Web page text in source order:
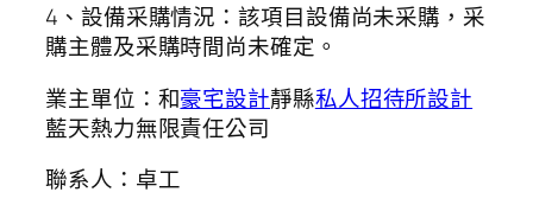
4、設備采購情況：該項目設備尚未采購，采
購主體及采購時間尚未確定。
業主單位：和豪宅設計靜縣私人招待所設計
藍天熱力無限責任公司
聯系人：卓工